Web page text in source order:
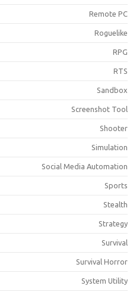
Remote
Screenshot
Social Media
Survival
System